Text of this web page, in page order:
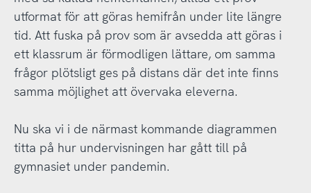
utformat för att göras hemifrån under lite längre
tid. Att fuska på prov som är avsedda att göras i
ett klassrum är förmodligen lättare, om samma
frågor plötsligt ges på distans där det inte finns
samma möjlighet att övervaka eleverna.
Nu ska vi i de närmast kommande diagrammen
titta på hur undervisningen har gått till på
gymnasiet under pandemin.